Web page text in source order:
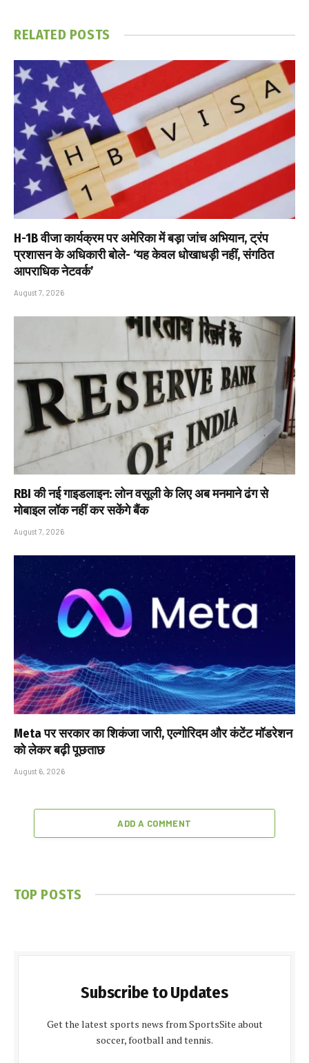
RELATED POSTS
H-1B वीजा कार्यक्रम पर अमेरिका में बड़ा जांच अभियान, ट्रंप
प्रशासन के अधिकारी बोले- ‘यह केवल धोखाधड़ी नहीं, संगठित
आपराधिक नेटवर्क’
August 7, 2026
RBI की नई गाइडलाइन: लोन वसूली के लिए अब मनमाने ढंग से
मोबाइल लॉक नहीं कर सकेंगे बैंक
August 7, 2026
Meta पर सरकार का शिकंजा जारी, एल्गोरिदम और कंटेंट मॉडरेशन
को लेकर बढ़ी पूछताछ
August 6, 2026
ADD A COMMENT
TOP POSTS
Subscribe to Updates
Get the latest sports news from SportsSite about
soccer, football and tennis.